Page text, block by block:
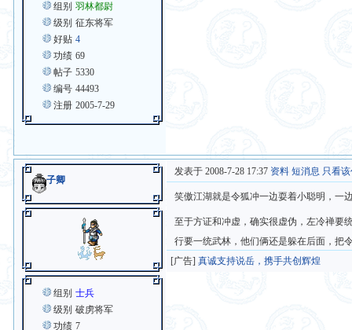
组别 羽林都尉
级别 征东将军
好贴 4
功绩 69
帖子 5330
编号 44493
注册 2005-7-29
子卿
组别 士兵
级别 破虏将军
功绩 7
发表于 2008-7-28 17:37 资料 短消息 只看
笑傲江湖就是令狐冲一边耍着小聪明，一
至于方证和冲虚，确实很虚伪，左冷禅要
行要一统武林，他们俩还是躲在后面，把
[广告]真诚支持说岳，携手共创辉煌